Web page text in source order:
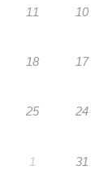
10
11
17
18
24
25
31
1